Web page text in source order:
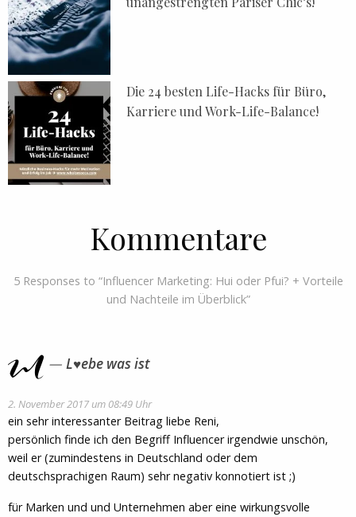
Die 24 besten Life-Hacks für Büro,
Karriere und Work-Life-Balance!
Kommentare
5 Responses to “Influencer Marketing: Hui oder Pfui? + Vorteile
und Nachteile im Überblick”
L♥ebe was ist
2. November 2017 um 08:49 Uhr
ein sehr interessanter Beitrag liebe Reni,
persönlich finde ich den Begriff Influencer irgendwie unschön,
weil er (zumindestens in Deutschland oder dem
deutschsprachigen Raum) sehr negativ konnotiert ist ;)
für Marken und und Unternehmen aber eine wirkungsvolle